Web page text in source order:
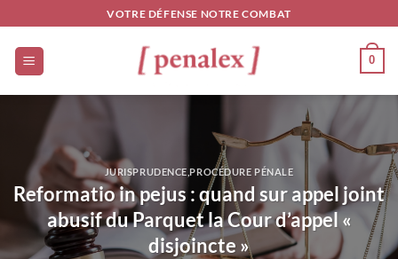
au
contenu
VOTRE DÉFENSE NOTRE COMBAT
0
JURISPRUDENCE ,PROCÉDURE PÉNALE
Reformatio in pejus : quand sur appel joint
abusif du Parquet la Cour d’appel «
disjoincte »